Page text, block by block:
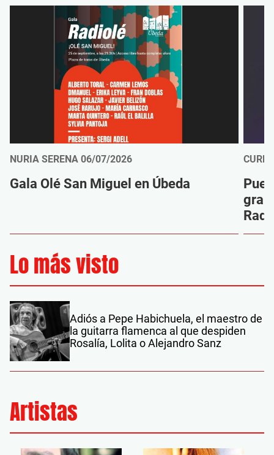
NURIA SERENA 06/07/2026
Gala Olé San Miguel en Úbeda
gran
Lo más visto
Adiós a Pepe Habichuela, el maestro de
la guitarra flamenca al que despiden
Rosalía, Lolita o Alejandro Sanz
Artistas